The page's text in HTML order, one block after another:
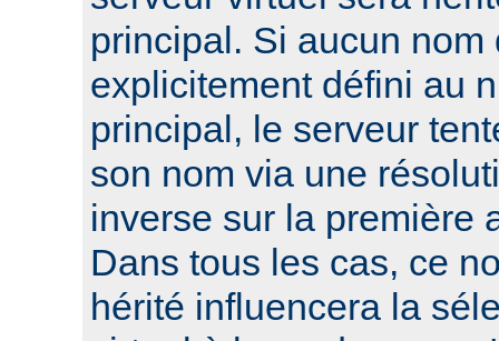
principal. Si aucun nom
explicitement défini au
principal, le serveur
son nom via une
inverse sur la première
Dans tous les cas, ce
hérité influencera la